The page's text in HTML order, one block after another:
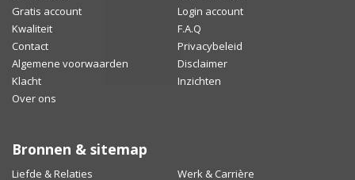
Gratis account
Login account
Kwaliteit
F.A.Q
Contact
Privacybeleid
Algemene voorwaarden
Disclaimer
Klacht
Inzichten
Over ons
Bronnen & sitemap
Liefde & Relaties Werk & Carrière